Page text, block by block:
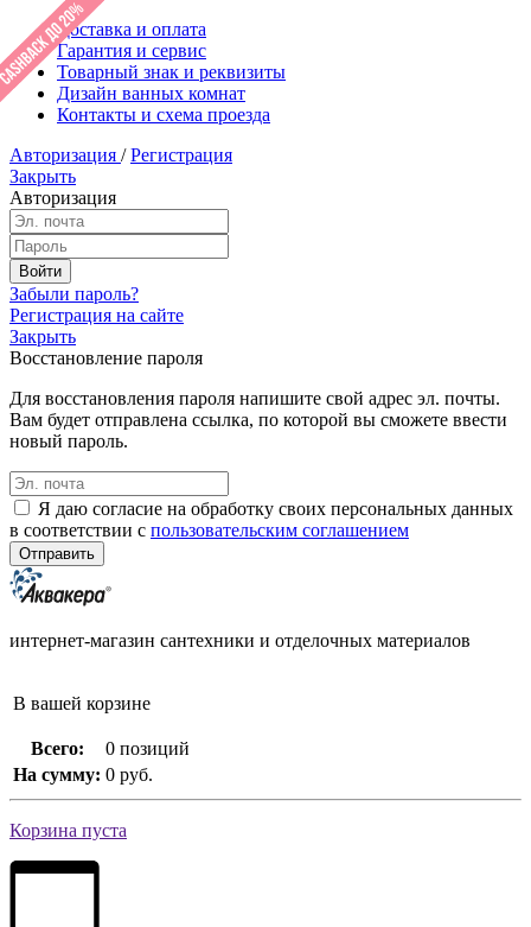
Доставка и оплата
Гарантия и сервис
Товарный знак и реквизиты
Дизайн ванных комнат
Контакты и схема проезда
Авторизация / Регистрация
Закрыть
Авторизация
Забыли пароль?
Регистрация на сайте
Закрыть
Восстановление пароля
Для восстановления пароля напишите свой адрес эл. почты.
Вам будет отправлена ссылка, по которой вы сможете ввести
новый пароль.
Я даю согласие на обработку своих персональных данных
в соответствии с пользовательским соглашением
интернет-магазин сантехники и отделочных материалов
В вашей корзине
Всего:
0 позиций
На сумму: 0 руб.
Корзина пуста